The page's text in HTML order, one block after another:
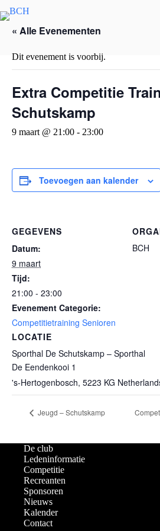
« Alle Evenementen
Dit evenement is voorbij.
Extra Competitie
Schutskamp
9 maart @ 21:00 - 23:00
Toevoegen aan kalender
GEGEVENS
Datum:
9 maart
Tijd:
21:00 - 23:00
Evenement Categorie:
Competitietraining Senioren
LOCATIE
Sporthal De Schutskamp – Sporthal
De Eendenkooi 1
's-Hertogenbosch, 5223 KG
BCH
Jeugd – Schutskamp
De club
Ledeninformatie
Competitie
Recreanten
Sponsoren
Nieuws
Kalender
Contact